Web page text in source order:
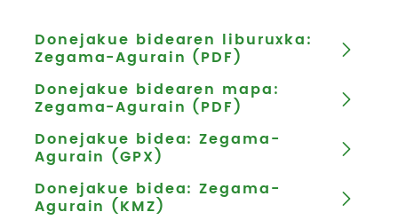
Donejakue bidearen liburuxka:
Zegama-Agurain (PDF)
Donejakue bidearen mapa:
Zegama-Agurain (PDF)
Donejakue bidea: Zegama-
Agurain (GPX)
Donejakue bidea: Zegama-
Agurain (KMZ)